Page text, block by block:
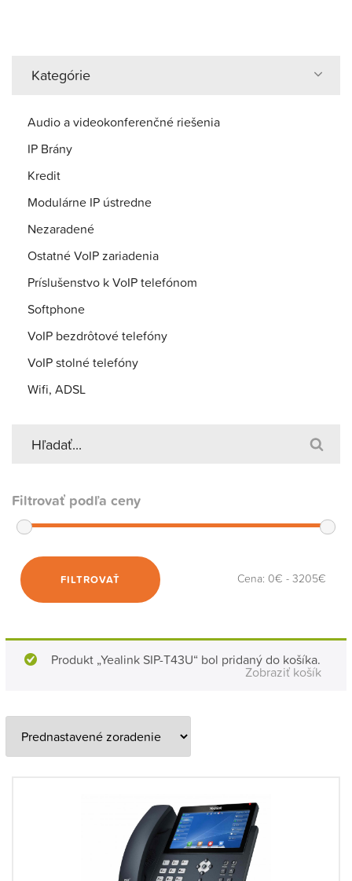
Kategórie
Audio a videokonferenčné riešenia
IP Brány
Kredit
Modulárne IP ústredne
Nezaradené
Ostatné VoIP zariadenia
Príslušenstvo k VoIP telefónom
Softphone
VoIP bezdrôtové telefóny
VoIP stolné telefóny
Wifi, ADSL
Filtrovať podľa ceny
FILTROVAŤ Cena: 0€ - 3205€
Produkt „Yealink SIP-T43U“ bol pridaný do košíka.
Zobraziť košík